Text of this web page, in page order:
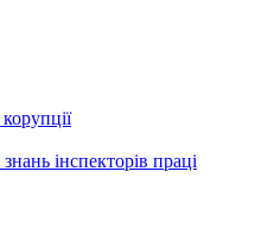
інспекторів праці